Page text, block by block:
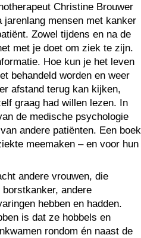
Christine Brouwer
mensen met kanker
Zowel tijdens en na de
met je doet om ziek te zijn.
Hoe kun je het leven
behandeld worden en weer
afstand terug kan kijken,
graag had willen lezen. In
de medische psychologie
andere patiënten. Een boek
meemaken – en voor hun
andere vrouwen, die
andere
hebben en hadden.
is dat ze hobbels en
rondom én naast de